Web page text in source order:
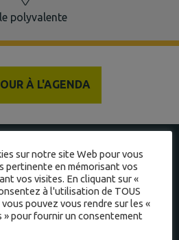
polyvalente
À L'AGENDA
sur notre site Web pour vous
pertinente en mémorisant vos
vos visites. En cliquant sur «
à l'utilisation de TOUS
pouvez vous rendre sur les «
» pour fournir un consentement